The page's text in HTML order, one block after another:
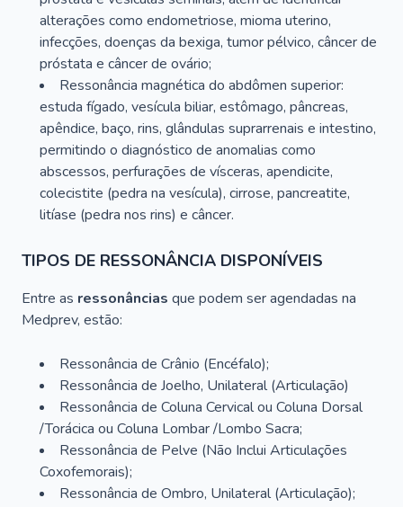
alterações como endometriose, mioma uterino,
infecções, doenças da bexiga, tumor pélvico, câncer de
próstata e câncer de ovário;
Ressonância magnética do abdômen superior:
estuda fígado, vesícula biliar, estômago, pâncreas,
apêndice, baço, rins, glândulas suprarrenais e intestino,
permitindo o diagnóstico de anomalias como
abscessos, perfurações de vísceras, apendicite,
colecistite (pedra na vesícula), cirrose, pancreatite,
litíase (pedra nos rins) e câncer.
TIPOS DE RESSONÂNCIA DISPONÍVEIS
Entre as ressonâncias que podem ser agendadas na
Medprev, estão:
Ressonância de Crânio (Encéfalo);
Ressonância de Joelho, Unilateral (Articulação)
Ressonância de Coluna Cervical ou Coluna Dorsal
/Torácica ou Coluna Lombar /Lombo Sacra;
Ressonância de Pelve (Não Inclui Articulações
Coxofemorais);
Ressonância de Ombro, Unilateral (Articulação);